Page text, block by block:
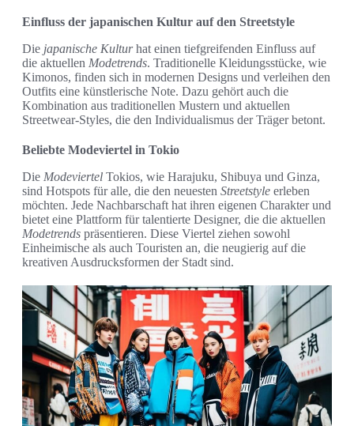
Einfluss der japanischen Kultur auf den Streetstyle
Die japanische Kulturhat einen tiefgreifenden Einfluss auf
die aktuellen Modetrends. Traditionelle Kleidungsstücke, wie
Kimonos, finden sich in modernen Designs und verleihen den
Outfits eine künstlerische Note. Dazu gehört auch die
Kombination aus traditionellen Mustern und aktuellen
Streetwear-Styles, die den Individualismus der Träger betont.
Beliebte Modeviertel in Tokio
Die Modeviertel Tokios, wie Harajuku, Shibuya und Ginza,
sind Hotspots für alle, die den neuesten Streetstyle erleben
möchten. Jede Nachbarschaft hat ihren eigenen Charakter und
bietet eine Plattform für talentierte Designer, die die aktuellen
Modetrends präsentieren. Diese Viertel ziehen sowohl
Einheimische als auch Touristen an, die neugierig auf die
kreativen Ausdrucksformen der Stadt sind.